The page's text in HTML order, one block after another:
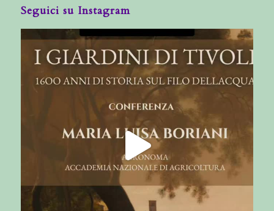
Seguici su Instagram